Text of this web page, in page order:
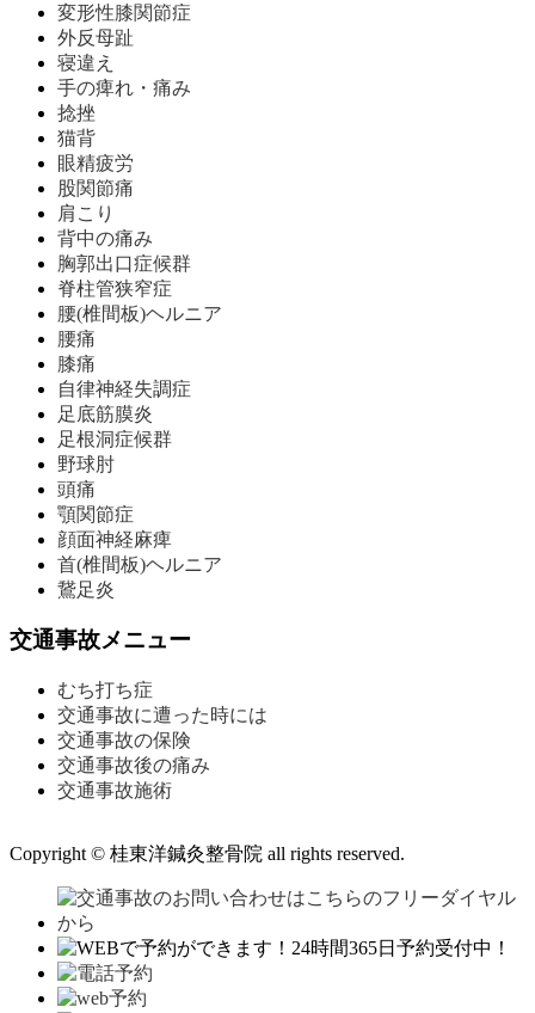
変形性膝関節症
外反母趾
寝違え
手の痺れ・痛み
捻挫
猫背
眼精疲労
股関節痛
肩こり
背中の痛み
胸郭出口症候群
脊柱管狭窄症
腰(椎間板)ヘルニア
腰痛
膝痛
自律神経失調症
足底筋膜炎
足根洞症候群
野球肘
頭痛
顎関節症
顔面神経麻痺
首(椎間板)ヘルニア
鵞足炎
交通事故メニュー
むち打ち症
交通事故に遭った時には
交通事故の保険
交通事故後の痛み
交通事故施術
Copyright © 桂東洋鍼灸整骨院 all rights reserved.